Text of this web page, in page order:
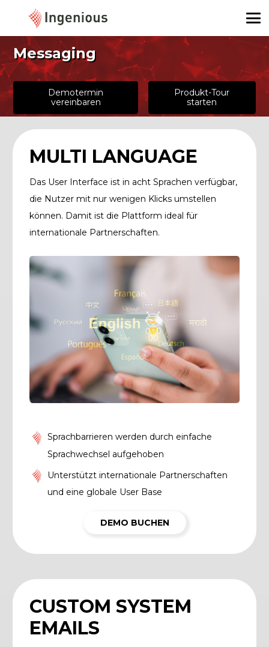
Messaging
Demotermin
vereinbaren
Produkt-Tour
starten
MULTI LANGUAGE
Das User Interface ist in acht Sprachen verfügbar,
die Nutzer mit nur wenigen Klicks umstellen
können. Damit ist die Plattform ideal für
internationale Partnerschaften.
Sprachbarrieren werden durch einfache
Sprachwechsel aufgehoben
Unterstützt internationale Partnerschaften
und eine globale User Base
DEMO BUCHEN
CUSTOM SYSTEM
EMAILS